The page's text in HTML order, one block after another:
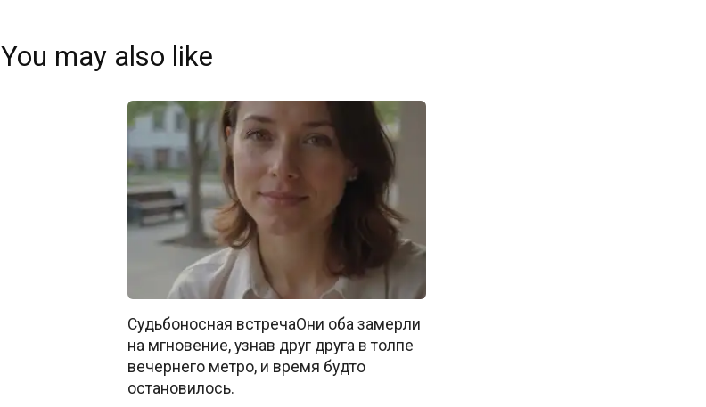
You may also like
Судьбоносная встречаОни оба замерли
на мгновение, узнав друг друга в толпе
вечернего метро, и время будто
остановилось.